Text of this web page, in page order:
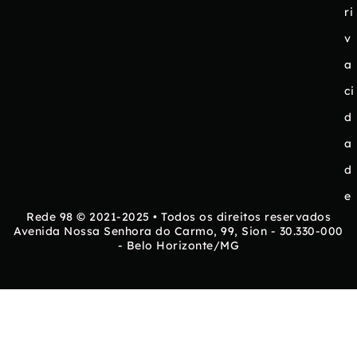
ri
v
a
ci
d
a
d
e
Rede 98 © 2021-2025 • Todos os direitos reservados
Avenida Nossa Senhora do Carmo, 99, Sion - 30.330-000
- Belo Horizonte/MG